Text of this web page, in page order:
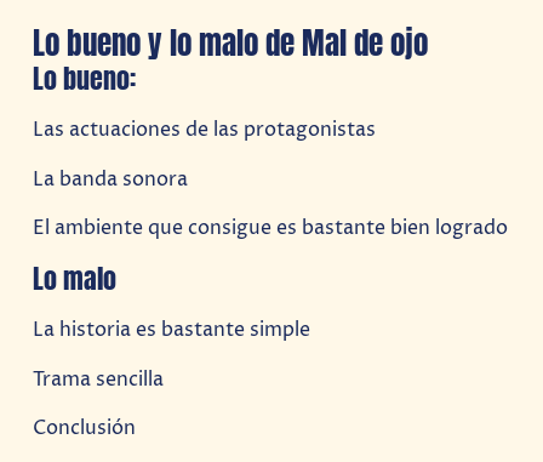
Lo bueno y lo malo de Mal de ojo
Lo bueno:
Las actuaciones de las protagonistas
La banda sonora
El ambiente que consigue es bastante bien logrado
Lo malo
La historia es bastante simple
Trama sencilla
Conclusión